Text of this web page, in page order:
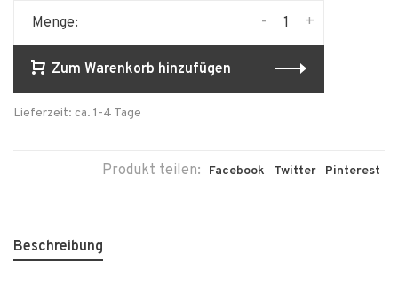
Menge: +
-
Zum Warenkorb hinzufügen
Lieferzeit: ca. 1-4 Tage
Produkt teilen: Facebook Twitter Pinterest
Beschreibung